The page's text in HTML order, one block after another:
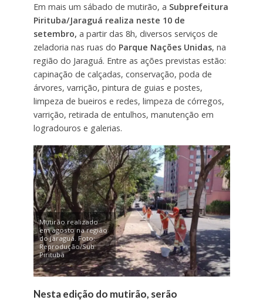
Em mais um sábado de mutirão, a Subprefeitura
Pirituba/Jaraguá realiza neste 10 de
setembro, a partir das 8h, diversos serviços de
zeladoria nas ruas do Parque Nações Unidas, na
região do Jaraguá. Entre as ações previstas estão:
capinação de calçadas, conservação, poda de
árvores, varrição, pintura de guias e postes,
limpeza de bueiros e redes, limpeza de córregos,
varrição, retirada de entulhos, manutenção em
logradouros e galerias.
Mutirão realizado
em agosto na região
do Jaraguá. Foto:
Reprodução/Sub
Pirituba
Nesta edição do mutirão, serão